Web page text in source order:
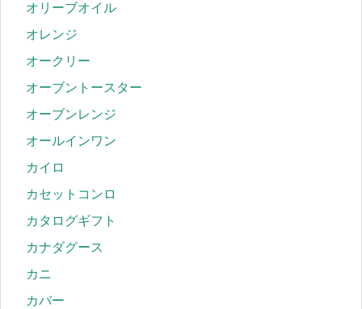
オリーブオイル
オレンジ
オークリー
オーブントースター
オーブンレンジ
オールインワン
カイロ
カセットコンロ
カタログギフト
カナダグース
カニ
カバー